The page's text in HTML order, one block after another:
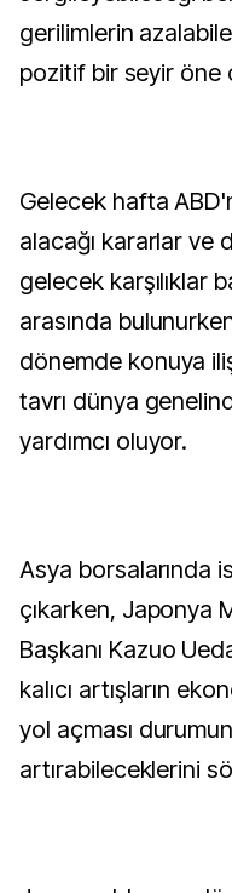
gerilimlerin
pozitif bir seyir öne
Gelecek hafta
alacağı kararlar ve
gelecek karşılıklar
arasında
dönemde konuya
tavrı dünya
yardımcı oluyor.
Asya borsalarında
çıkarken, Japonya
Başkanı Kazuo
kalıcı artışların
yol açması
artırabileceklerini